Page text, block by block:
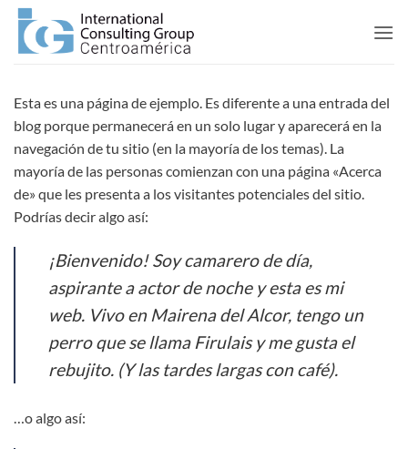
Saltar
contenido
Esta es una página de ejemplo. Es diferente a una entrada del
blog porque permanecerá en un solo lugar y aparecerá en la
navegación de tu sitio (en la mayoría de los temas). La
mayoría de las personas comienzan con una página «Acerca
de» que les presenta a los visitantes potenciales del sitio.
Podrías decir algo así:
¡Bienvenido! Soy camarero de día,
aspirante a actor de noche y esta es mi
web. Vivo en Mairena del Alcor, tengo un
perro que se llama Firulais y me gusta el
rebujito. (Y las tardes largas con café).
…o algo así: